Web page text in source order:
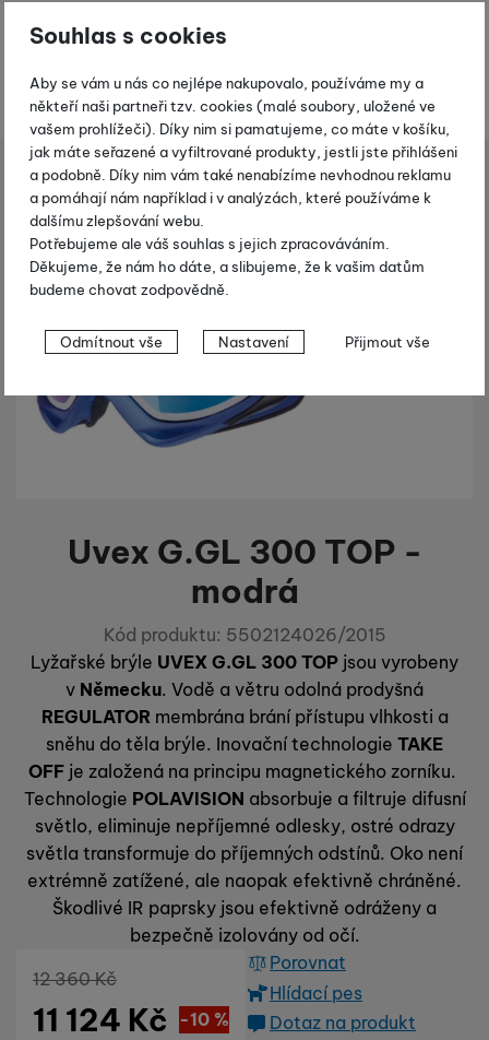
Souhlas s cookies
Aby se vám u nás co nejlépe nakupovalo, používáme my a
někteří naši partneři tzv. cookies (malé soubory, uložené ve
vašem prohlížeči). Díky nim si pamatujeme, co máte v košíku,
jak máte seřazené a vyfiltrované produkty, jestli jste přihlášeni
a podobně. Díky nim vám také nenabízíme nevhodnou reklamu
a pomáhají nám například i v analýzách, které používáme k
dalšímu zlepšování webu.
Potřebujeme ale váš souhlas s jejich zpracováváním.
Děkujeme, že nám ho dáte, a slibujeme, že k vašim datům
budeme chovat zodpovědně.
Nastavení souhlasů s kategoriemi
cookies
Technické
Technické - bez těchto cookies náš web nebude fungovat
VŽDY AKTIVNÍ
Povoleno
Díky těmto cookies vám práci s naším webem dokážeme ještě
zpříjemnit. Dokážeme si zapamatovat vaše nastavení, mohou
vám pomoci s vyplňováním formulářů, umožní nám zobrazit
Analytické
Analytické -abychom věděli, jak se na webu chováte, a mohli
náš web dále zlepšovat
Povoleno
Tyto cookies nám umožňují měření výkonu našeho webu i
našich reklamních kampaní. Jejich pomocí určujeme počet
návštěv a zdroje návštěv našich internetových stránek. Data
získaná pomocí těchto cookies zpracováváme souhrnně a
anonymně, takže nejsme schopni identifikovat konkrétní
uživatele našeho webu.
Marketingové
Marketingové - abychom vás neobtěžovali nevhodnou
reklamou .
Povoleno
Marketingové cookies používáme my nebo naši partneři,
abychom vám mohli zobrazit vhodné obsahy nebo reklamy jak
na našich stránkách, tak na stránkách třetích stran.
Odmítnout vše Nastavení Přijmout vše
Shopio demo
lyžování Lyžařské brýle Uvex G.GL 300 TOP - modrá
Uvex G.GL 300 TOP -
modrá
Kód produktu: 5502124026/2015
Lyžařské brýle UVEX G.GL 300 TOP jsou vyrobeny
v Německu. Vodě a větru odolná prodyšná
REGULATOR membrána brání přístupu vlhkosti a
sněhu do těla brýle. Inovační technologie TAKE
OFF je založená na principu magnetického zorníku.
Technologie PO­LAVISION absor­buje a filtruje difusní
světlo, eliminuje nepříjemné odlesky, ostré odrazy
světla transformuje do příjemných odstínů. Oko není
extrémně zatížené, ale naopak efektivně chráněné.
Škodlivé IR paprsky jsou efektivně odráženy a
bezpečně izolovány od očí.
Původní cena
12 360Kč
Sleva
1 236 Kč
(
-10 %
11 124 Kč
Porovnat
Hlídací pes
Dotaz na produkt
Fotografie